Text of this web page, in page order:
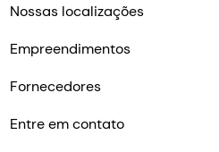
Nossas localizações
Empreendimentos
Fornecedores
Entre em contato